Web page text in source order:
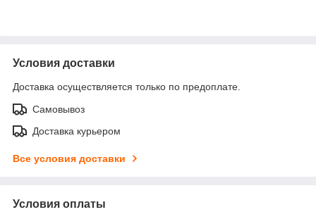
Условия доставки
Доставка осуществляется только по предоплате.
Самовывоз
Доставка курьером
Все условия доставки
Условия оплаты